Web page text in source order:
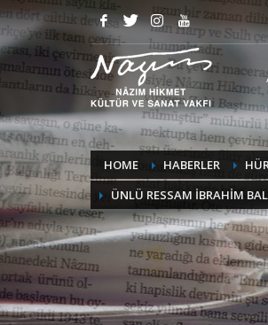
HOME HABERLER
ÜNLÜ RESSAM İBRAHİM